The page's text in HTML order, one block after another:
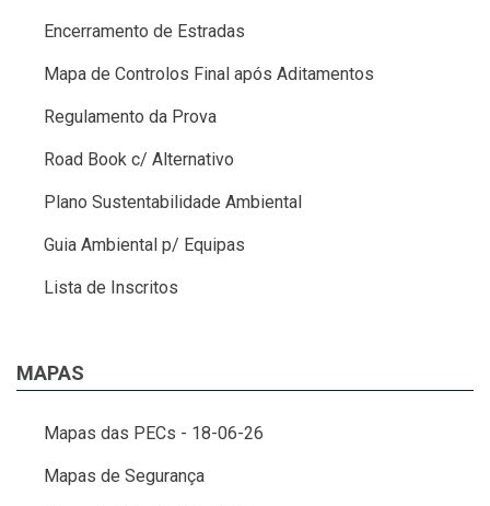
Encerramento de Estradas
Mapa de Controlos Final após Aditamentos
Regulamento da Prova
Road Book c/ Alternativo
Plano Sustentabilidade Ambiental
Guia Ambiental p/ Equipas
Lista de Inscritos
MAPAS
Mapas das PECs - 18-06-26
Mapas de Segurança